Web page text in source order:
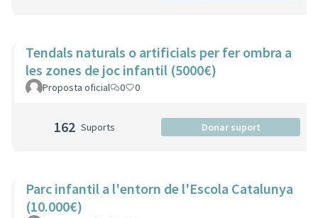
Tendals naturals o artificials per fer ombra a
les zones de joc infantil (5000€)
Proposta oficial 0 0
162 Suports Donar suport
Parc infantil a l'entorn de l'Escola Catalunya
(10.000€)